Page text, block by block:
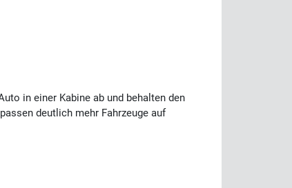
in einer Kabine ab und behalten den
deutlich mehr Fahrzeuge auf